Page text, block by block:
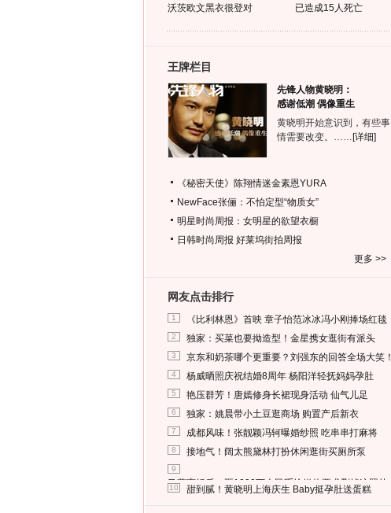
沃茨欧文黑衣很登对
已造成15人死亡
王牌栏目
先锋人物黄晓明：
感谢低潮 偶像重生
黄晓明开始意识到，有些事
情需要改变。…… [详细]
《秘密天使》陈翔情迷金素恩YURA
NewFace张俪：不怕定型“物质女”
明星时尚周报：女明星的欲望衣橱
日韩时尚周报 好莱坞街拍周报
更多 >>
网友点击排行
1 《比利林恩》首映 章子怡范冰冰冯小刚捧场红毯
2 独家：买菜也要拗造型！金星携女逛街有派头
3 京东和奶茶哪个更重要？刘强东的回答全场大笑！
4 杨威晒照庆祝结婚8周年 杨阳洋轻抚妈妈孕肚
5 艳压群芳！唐嫣修身长裙现身活动 仙气儿足
6 独家：姚晨带小土豆逛商场 购置产后新衣
7 成都风味！张靓颖冯轲曝婚纱照 吃串串打麻将
8 接地气！阔太熊黛林打扮休闲逛街买厕所泵
9
马蓉离婚后，砸1000万人民币给媒体要求删掉这照片
10 甜到腻！黄晓明上海庆生 Baby挺孕肚送蛋糕